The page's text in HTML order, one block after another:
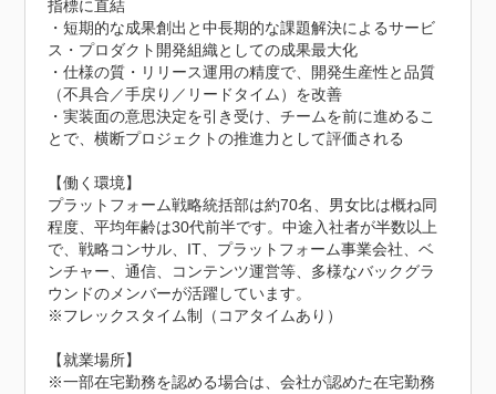
指標に直結
・短期的な成果創出と中長期的な課題解決によるサービ
ス・プロダクト開発組織としての成果最大化
・仕様の質・リリース運用の精度で、開発生産性と品質
（不具合／手戻り／リードタイム）を改善
・実装面の意思決定を引き受け、チームを前に進めるこ
とで、横断プロジェクトの推進力として評価される
【働く環境】
プラットフォーム戦略統括部は約70名、男女比は概ね同
程度、平均年齢は30代前半です。中途入社者が半数以上
で、戦略コンサル、IT、プラットフォーム事業会社、ベ
ンチャー、通信、コンテンツ運営等、多様なバックグラ
ウンドのメンバーが活躍しています。
※フレックスタイム制（コアタイムあり）
【就業場所】
※一部在宅勤務を認める場合は、会社が認めた在宅勤務